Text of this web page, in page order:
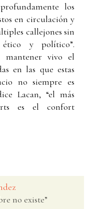
los
en circulación y
callejones sin
y político”.
mantener vivo el
en las que estas
no siempre es
Lacan, “el más
es el confort
no existe”